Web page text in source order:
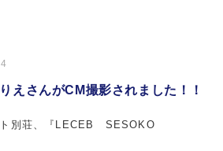
えさんがCM撮影されました！！
ト別荘、『LECEB SESOKO